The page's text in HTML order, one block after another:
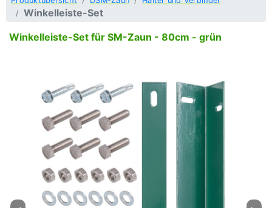
Winkelleiste-Set
Winkelleiste-Set für SM-Zaun - 80cm - grün